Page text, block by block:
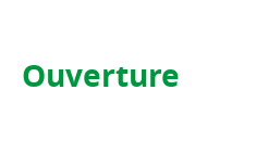
Ouverture